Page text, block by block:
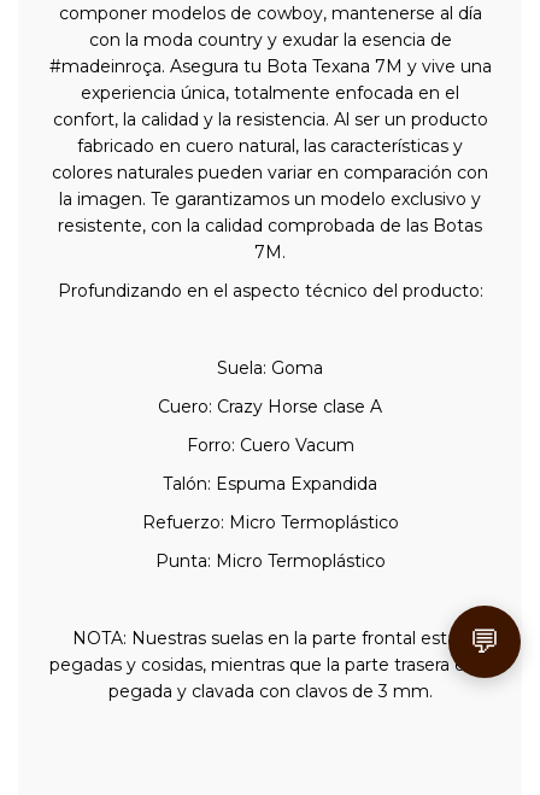
componer modelos de cowboy, mantenerse al día
con la moda country y exudar la esencia de
#madeinroça. Asegura tu Bota Texana 7M y vive una
experiencia única, totalmente enfocada en el
confort, la calidad y la resistencia. Al ser un producto
fabricado en cuero natural, las características y
colores naturales pueden variar en comparación con
la imagen. Te garantizamos un modelo exclusivo y
resistente, con la calidad comprobada de las Botas
7M.
Profundizando en el aspecto técnico del producto:
Suela: Goma
Cuero: Crazy Horse clase A
Forro: Cuero Vacum
Talón: Espuma Expandida
Refuerzo: Micro Termoplástico
Punta: Micro Termoplástico
NOTA: Nuestras suelas en la parte frontal están
pegadas y cosidas, mientras que la parte trasera está
pegada y clavada con clavos de 3 mm.
💬